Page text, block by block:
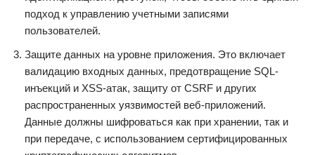
подход к управлению учетными записями
пользователей.
Защите данных на уровне приложения. Это включает
валидацию входных данных, предотвращение SQL-
инъекций и XSS-атак, защиту от CSRF и других
распространенных уязвимостей веб-приложений.
Данные должны шифроваться как при хранении, так и
при передаче, с использованием сертифицированных